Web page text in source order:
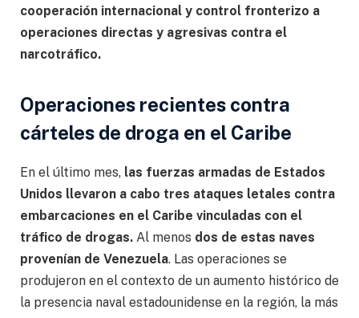
cooperación internacional y control fronterizo a
operaciones directas y agresivas contra el
narcotráfico.
Operaciones recientes contra
cárteles de droga en el Caribe
En el último mes, las fuerzas armadas de Estados
Unidos llevaron a cabo tres ataques letales contra
embarcaciones en el Caribe vinculadas con el
tráfico de drogas. Al menos dos de estas naves
provenían de Venezuela. Las operaciones se
produjeron en el contexto de un aumento histórico de
la presencia naval estadounidense en la región, la más